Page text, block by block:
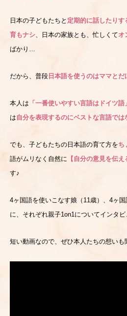
日本の子どもたちと 定期的に話したりす
育もナシ、日本の家族とも、忙しくてオ
ばかり…
だから、普段 日本語を使うのはママとだ
本人は 「一番使いやすい言語はドイツ語」
は自分を表現するのにベストな言語では
でも、子どもたちの日本語の育て方をち
語がムリなく自然に 【 自分の意見を伝え
す♪
4ヶ国語を使いこなす娘（11歳）、4ヶ国
に、それぞれ親子1on1についてインタ
短い動画なので、ぜひ本人たちの想いも